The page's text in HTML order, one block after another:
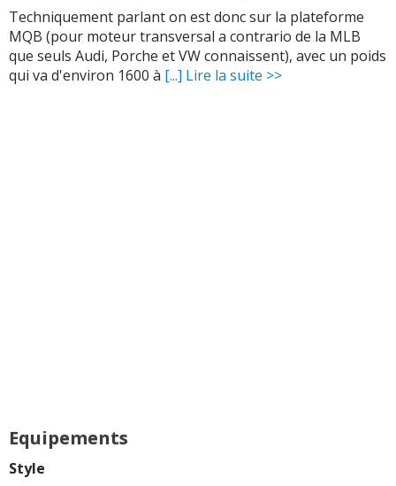
Techniquement parlant on est donc sur la plateforme
MQB (pour moteur transversal a contrario de la MLB
que seuls Audi, Porche et VW connaissent), avec un poids
qui va d'environ 1600 à [...] Lire la suite >>
Equipements
Style